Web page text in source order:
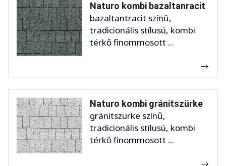
Naturo kombi bazaltanracit
bazaltantracit színű,
tradicionális stílusú, kombi
térkő finommosott ...
Naturo kombi gránitszürke
gránitszürke színű,
tradicionális stílusú, kombi
térkő finommosott ...